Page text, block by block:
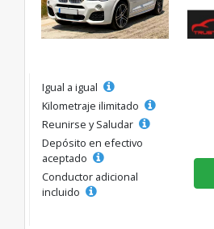
Igual a igual
Kilometraje ilimitado
Reunirse y Saludar
Depósito en efectivo
aceptado
Conductor adicional
incluido